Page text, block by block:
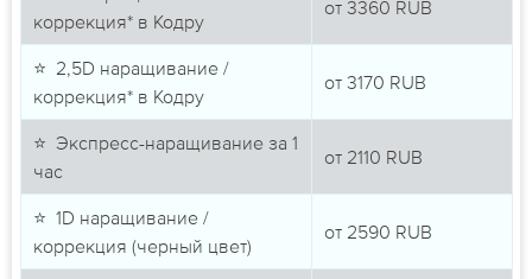
коррекция* в Кодру
от 3360 RUB
⭐ 2,5D наращивание /
коррекция* в Кодру
от 3170 RUB
⭐ Экспресс-наращивание за 1
час
от 2110 RUB
⭐ 1D наращивание /
коррекция (черный цвет)
от 2590 RUB